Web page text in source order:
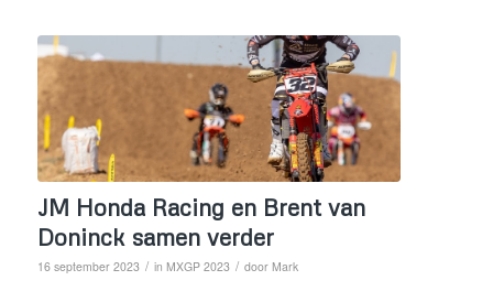
JM Honda Racing en Brent van
Doninck samen verder
16 september 2023 / in MXGP 2023 / door Mark